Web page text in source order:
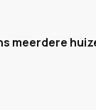
meerdere